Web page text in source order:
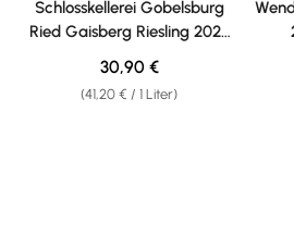
Schlosskellerei Gobelsburg
Ried Gaisberg Riesling 2022
13,5% vol. 0,75l
(41,20 € / 1 Liter)
Regulärer Preis:
30,90 €